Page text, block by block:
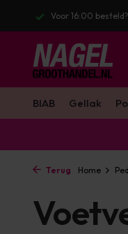
Enorm assortiment
BIAB Gellak
Terug Home